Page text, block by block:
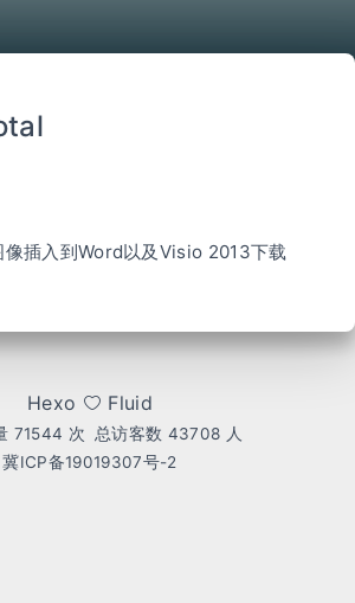
像插入到Word以及Visio 2013下载
Hexo Fluid
71544 次 总访客数 43708 人
冀ICP备19019307号-2